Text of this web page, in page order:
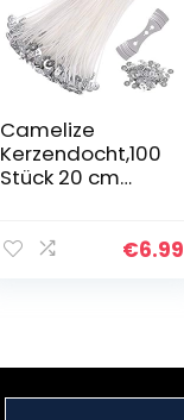
Camelize
Kerzendocht,100
Stück 20 cm
100tück Fuß und
€6.99